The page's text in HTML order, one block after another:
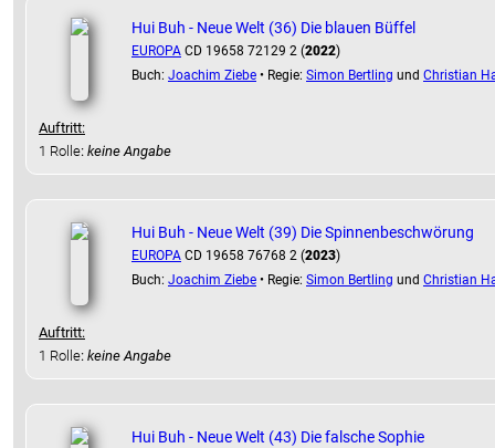
Hui Buh - Neue Welt (36) Die blauen Büffel
EUROPA CD 19658 72129 2 (2022)
Buch: Joachim Ziebe • Regie: Simon Bertling und Christian
Auftritt:
1 Rolle: keine Angabe
Hui Buh - Neue Welt (39) Die Spinnenbeschwörung
EUROPA CD 19658 76768 2 (2023)
Buch: Joachim Ziebe • Regie: Simon Bertling und Christian
Auftritt:
1 Rolle: keine Angabe
Hui Buh - Neue Welt (43) Die falsche Sophie